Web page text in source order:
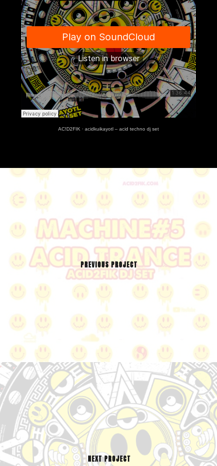
AC!D2FIK · acidkuikayotl – acid techno dj set
PREVIOUS PROJECT
NEXT PROJECT